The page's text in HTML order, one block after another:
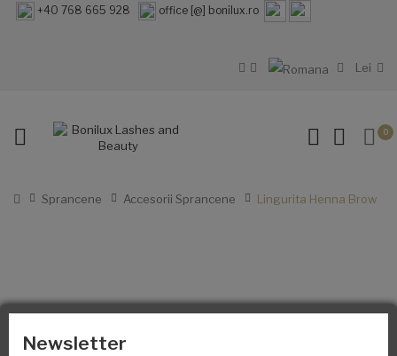
+40 768 665 928 office [@] bonilux.ro
Lei
0
Sprancene Accesorii Sprancene Lingurita Henna Brow
Newsletter